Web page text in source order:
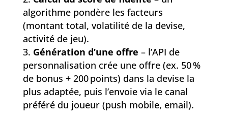
algorithme pondère les facteurs
(montant total, volatilité de la devise,
activité de jeu).
Génération d’une offre – l’API de
personnalisation crée une offre (ex. 50 %
de bonus + 200 points) dans la devise la
plus adaptée, puis l’envoie via le canal
préféré du joueur (push mobile, email).